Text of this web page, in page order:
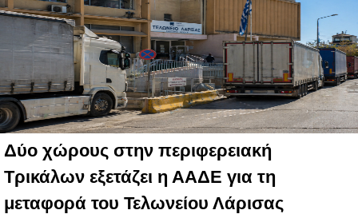
Δύο χώρους στην περιφερειακή
Τρικάλων εξετάζει η ΑΑΔΕ για τη
μεταφορά του Τελωνείου Λάρισας